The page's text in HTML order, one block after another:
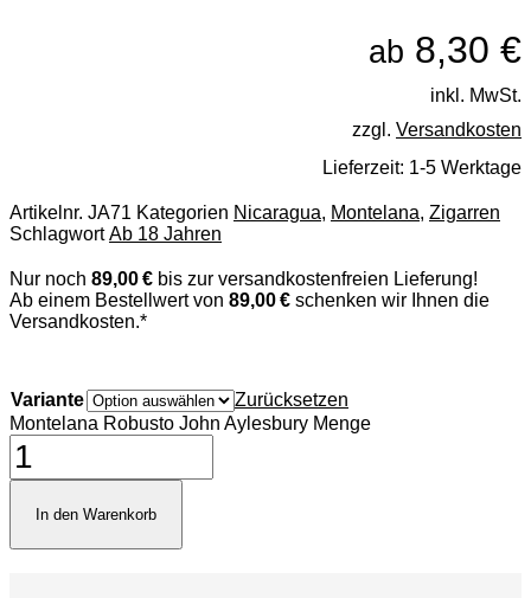
ab 8,30 €
inkl. MwSt.
zzgl. Versandkosten
Lieferzeit: 1-5 Werktage
Artikelnr. JA71 Kategorien Nicaragua, Montelana, Zigarren
Schlagwort Ab 18 Jahren
Nur noch 89,00 € bis zur versandkostenfreien Lieferung!
Ab einem Bestellwert von 89,00 € schenken wir Ihnen die
Versandkosten.*
Variante
Zurücksetzen
Montelana Robusto John Aylesbury Menge
In den Warenkorb